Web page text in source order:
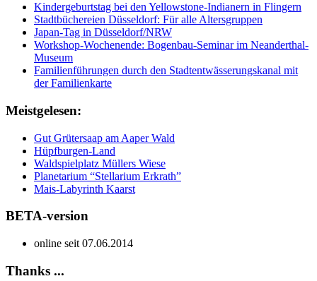
Kindergeburtstag bei den Yellowstone-Indianern in Flingern
Stadtbüchereien Düsseldorf: Für alle Altersgruppen
Japan-Tag in Düsseldorf/NRW
Workshop-Wochenende: Bogenbau-Seminar im Neanderthal-
Museum
Familienführungen durch den Stadtentwässerungskanal mit
der Familienkarte
Meistgelesen:
Gut Grütersaap am Aaper Wald
Hüpfburgen-Land
Waldspielplatz Müllers Wiese
Planetarium “Stellarium Erkrath”
Mais-Labyrinth Kaarst
BETA-version
online seit 07.06.2014
Thanks ...